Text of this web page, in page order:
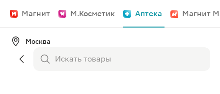
Магнит М.Косметик Аптека Магнит
Москва